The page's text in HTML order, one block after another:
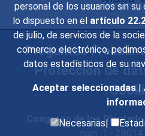
personal de los usuarios sin
lo dispuesto en el artículo
de julio, de servicios de la
comercio electrónico,
datos estadísticos de su
Aceptar seleccionadas |
Necesarias|
Preguntas
Protección de
Congreso de los
núm. 1 -